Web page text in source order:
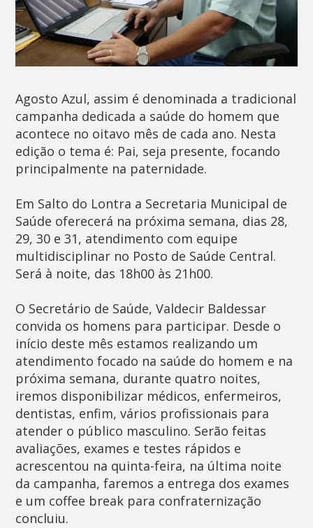
Agosto Azul, assim é denominada a tradicional
campanha dedicada a saúde do homem que
acontece no oitavo mês de cada ano. Nesta
edição o tema é: Pai, seja presente, focando
principalmente na paternidade.
Em Salto do Lontra a Secretaria Municipal de
Saúde oferecerá na próxima semana, dias 28,
29, 30 e 31, atendimento com equipe
multidisciplinar no Posto de Saúde Central.
Será à noite, das 18h00 às 21h00.
O Secretário de Saúde, Valdecir Baldessar
convida os homens para participar. Desde o
início deste mês estamos realizando um
atendimento focado na saúde do homem e na
próxima semana, durante quatro noites,
iremos disponibilizar médicos, enfermeiros,
dentistas, enfim, vários profissionais para
atender o público masculino. Serão feitas
avaliações, exames e testes rápidos e
acrescentou na quinta-feira, na última noite
da campanha, faremos a entrega dos exames
e um coffee break para confraternização
concluiu.